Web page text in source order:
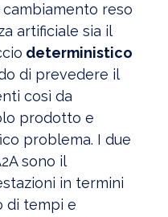
reso
artificiale sia il
deterministico
di prevedere il
così da
prodotto e
problema. I due
sono il
in termini
di tempi e